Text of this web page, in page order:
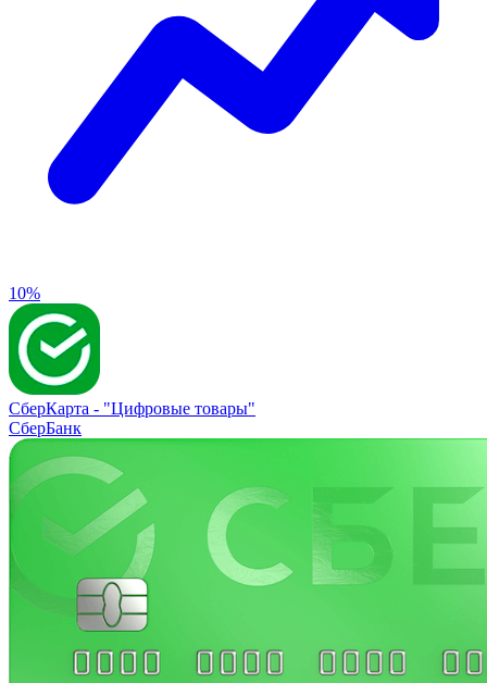
10%
СберКарта - "Цифровые товары"
СберБанк